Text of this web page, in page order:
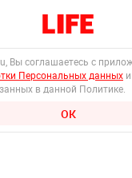
Вы соглашаетесь с
Персональных данных
в данной Политике.
ОК